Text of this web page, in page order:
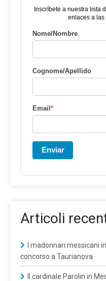
Inscríbete a nuestra lista
enlaces a
Nome/Nombre
Cognome/Apellido
Email*
Enviar
Articoli
I madonnari messicani
concorso a Taurianova
Il cardinale Parolin in